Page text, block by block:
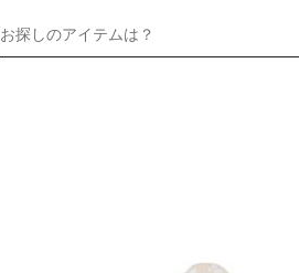
お探しのアイテムは？